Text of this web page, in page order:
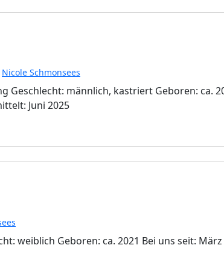
Nicole Schmonsees
Geschlecht: männlich, kastriert Geboren: ca.
Juni 2025
weiblich Geboren: ca. 2021 Bei uns seit: März